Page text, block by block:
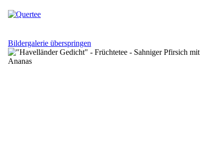
Bildergalerie überspringen